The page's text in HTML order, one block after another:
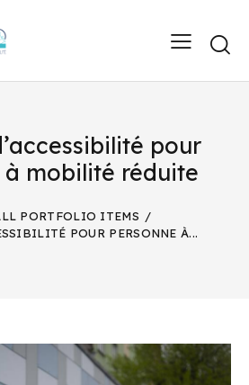
pour
à mobilité réduite
PORTFOLIO ITEMS
POUR PERSONNE À...